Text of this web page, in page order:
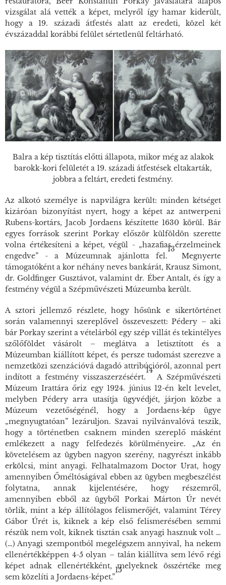
vizsgálat alá vették a képet, melyről így hamar kiderült,
hogy a 19. századi átfestés alatt az eredeti, közel két
évszázaddal korábbi felület sértetlenül feltárható.
Balra a kép tisztítás előtti állapota, mikor még az alakok
barokk-kori felületét a 19. századi átfestések eltakarták,
jobbra a feltárt, eredeti festmény.
Az alkotó személye is napvilágra került: minden kétséget
kizáróan bizonyítást nyert, hogy a képet az antwerpeni
Rubens-kortárs, Jacob Jordaens készítette 1630 körül. Bár
egyes források szerint Porkay először külföldön szerette
volna értékesíteni a képet, végül - „hazafias érzelmeinek
engedve” - a Múzeumnak ajánlotta fel.
13
Megnyerte
támogatóként a kor néhány neves bankárát, Krausz Simont,
dr. Goldfinger Gusztávot, valamint dr. Éber Antalt, és így a
festmény végül a Szépművészeti Múzeumba került.
A sztori jellemző részlete, hogy hősünk e sikertörténet
során valamennyi szereplővel összeveszett: Pédery – aki
bár Porkay szerint a vételárból egy szép villát és tekintélyes
szőlőföldet vásárolt – meglátva a letisztított és a
Múzeumban kiállított képet, és persze tudomást szerezve a
nemzetközi szenzációvá dagadó attribúcióról, azonnal pert
indított a festmény visszaszerzéséért.
14
A Szépművészeti
Múzeum Irattára őriz egy 1924. június 12-én kelt levelet,
melyben Pédery arra utasítja ügyvédjét, járjon közbe a
Múzeum vezetőségénél, hogy a Jordaens-kép ügye
„megnyugtatóan” lezáruljon. Szavai nyilvánvalóvá teszik,
hogy a történetben csaknem minden szereplő másként
emlékezett a nagy felfedezés körülményeire. „Az én
követelésem az ügyben nagyon szerény, nagyrészt inkább
erkölcsi, mint anyagi. Felhatalmazom Doctor Urat, hogy
amennyiben Őméltóságával ebben az ügyben megbeszélést
folytatna, annak kijelentésére, hogy részemről,
amennyiben ebből az ügyből Porkai Márton Úr nevét
törlik, mint a kép állítólagos felismerőjét, valamint Térey
Gábor Úrét is, kiknek a kép első felismerésében semmi
részük nem volt, kiknek tisztán csak anyagi hasznuk volt …
(…) Anyagi szempontból megelégszem annyival, ha nekem
ellenértékképpen 4-5 olyan – talán kiállítva sem lévő régi
képet adnak ellenértékként, melyeknek összértéke meg
sem közelíti a Jordaens-képet.”
15